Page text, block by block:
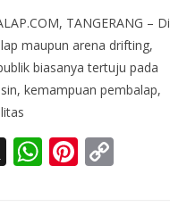
TANGERANG – Di
maupun arena drifting,
biasanya tertuju pada
kemampuan pembalap,
X W Pi